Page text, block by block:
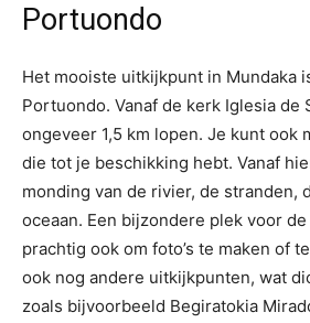
Portuondo
Het mooiste uitkijkpunt in Mundaka
Portuondo. Vanaf de kerk Iglesia de
ongeveer 1,5 km lopen. Je kunt ook
die tot je beschikking hebt. Vanaf
monding van de rivier, de stranden,
oceaan. Een bijzondere plek voor
prachtig ook om foto’s te maken of
ook nog andere uitkijkpunten, wat
zoals bijvoorbeeld Begiratokia